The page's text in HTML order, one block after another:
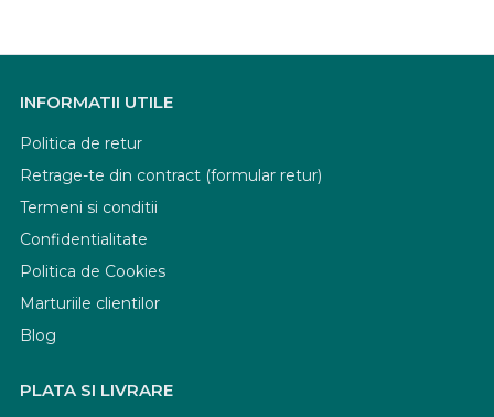
INFORMATII UTILE
Politica de retur
Retrage-te din contract (formular retur)
Termeni si conditii
Confidentialitate
Politica de Cookies
Marturiile clientilor
Blog
PLATA SI LIVRARE